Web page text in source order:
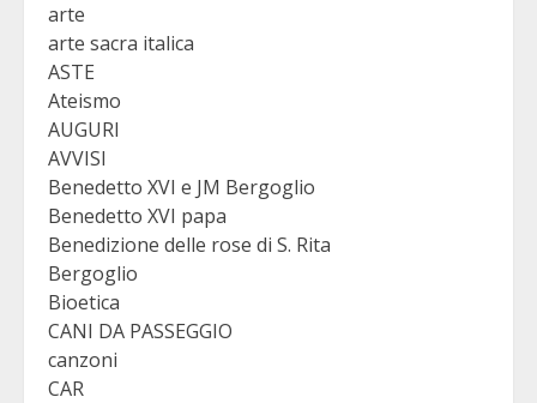
arte
arte sacra italica
ASTE
Ateismo
AUGURI
AVVISI
Benedetto XVI e JM Bergoglio
Benedetto XVI papa
Benedizione delle rose di S. Rita
Bergoglio
Bioetica
CANI DA PASSEGGIO
canzoni
CAR